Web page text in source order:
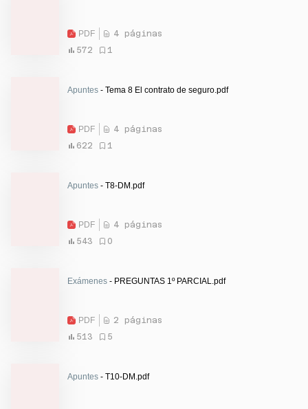
PDF
4 páginas
572
1
Apuntes - Tema 8 El contrato de seguro.pdf
PDF
4 páginas
622
1
Apuntes - T8-DM.pdf
PDF
4 páginas
543
0
Exámenes - PREGUNTAS 1º PARCIAL.pdf
PDF
2 páginas
513
5
Apuntes - T10-DM.pdf